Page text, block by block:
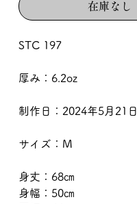
在庫なし
STC 197
厚み：6.2oz
制作日：2024年5月21日
サイズ：M
身丈：68㎝
身幅：50㎝